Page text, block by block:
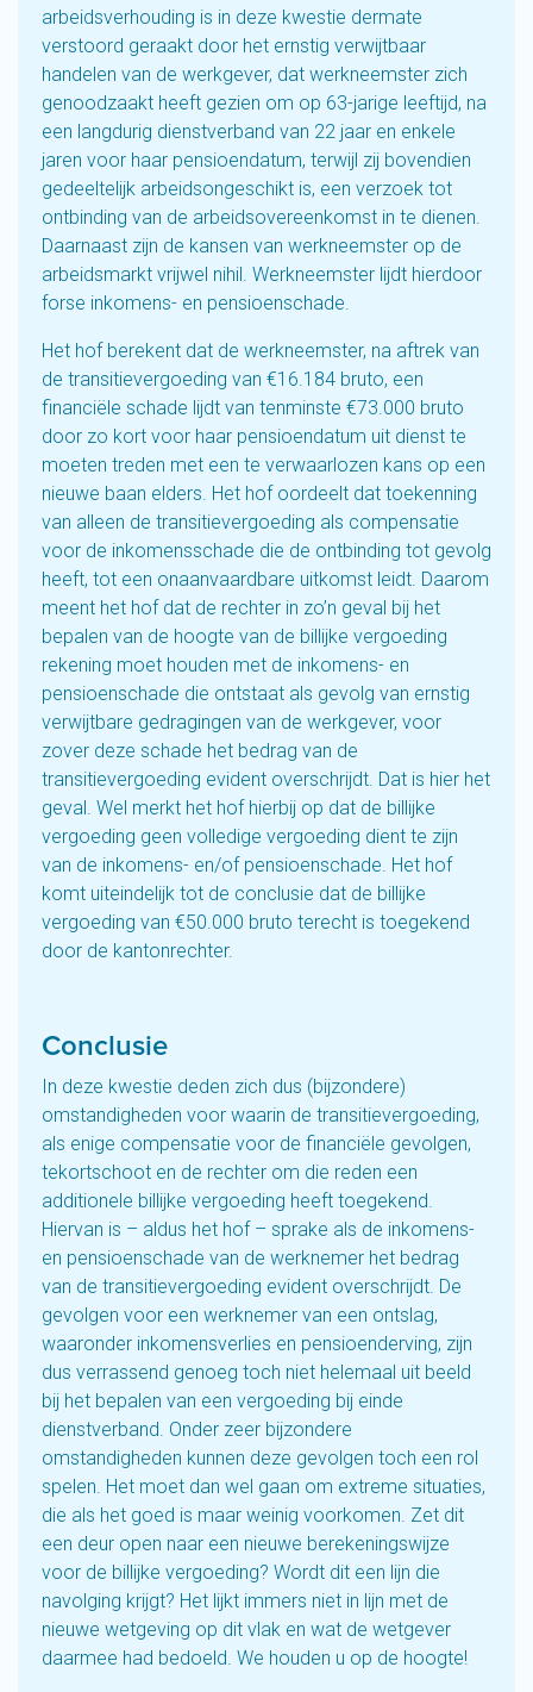
arbeidsverhouding is in deze kwestie dermate
verstoord geraakt door het ernstig verwijtbaar
handelen van de werkgever, dat werkneemster zich
genoodzaakt heeft gezien om op 63-jarige leeftijd, na
een langdurig dienstverband van 22 jaar en enkele
jaren voor haar pensioendatum, terwijl zij bovendien
gedeeltelijk arbeidsongeschikt is, een verzoek tot
ontbinding van de arbeidsovereenkomst in te dienen.
Daarnaast zijn de kansen van werkneemster op de
arbeidsmarkt vrijwel nihil. Werkneemster lijdt hierdoor
forse inkomens- en pensioenschade.
Het hof berekent dat de werkneemster, na aftrek van
de transitievergoeding van €16.184 bruto, een
financiële schade lijdt van tenminste €73.000 bruto
door zo kort voor haar pensioendatum uit dienst te
moeten treden met een te verwaarlozen kans op een
nieuwe baan elders. Het hof oordeelt dat toekenning
van alleen de transitievergoeding als compensatie
voor de inkomensschade die de ontbinding tot gevolg
heeft, tot een onaanvaardbare uitkomst leidt. Daarom
meent het hof dat de rechter in zo’n geval bij het
bepalen van de hoogte van de billijke vergoeding
rekening moet houden met de inkomens- en
pensioenschade die ontstaat als gevolg van ernstig
verwijtbare gedragingen van de werkgever, voor
zover deze schade het bedrag van de
transitievergoeding evident overschrijdt. Dat is hier het
geval. Wel merkt het hof hierbij op dat de billijke
vergoeding geen volledige vergoeding dient te zijn
van de inkomens- en/of pensioenschade. Het hof
komt uiteindelijk tot de conclusie dat de billijke
vergoeding van €50.000 bruto terecht is toegekend
door de kantonrechter.
Conclusie
In deze kwestie deden zich dus (bijzondere)
omstandigheden voor waarin de transitievergoeding,
als enige compensatie voor de financiële gevolgen,
tekortschoot en de rechter om die reden een
additionele billijke vergoeding heeft toegekend.
Hiervan is – aldus het hof – sprake als de inkomens-
en pensioenschade van de werknemer het bedrag
van de transitievergoeding evident overschrijdt. De
gevolgen voor een werknemer van een ontslag,
waaronder inkomensverlies en pensioenderving, zijn
dus verrassend genoeg toch niet helemaal uit beeld
bij het bepalen van een vergoeding bij einde
dienstverband. Onder zeer bijzondere
omstandigheden kunnen deze gevolgen toch een rol
spelen. Het moet dan wel gaan om extreme situaties,
die als het goed is maar weinig voorkomen. Zet dit
een deur open naar een nieuwe berekeningswijze
voor de billijke vergoeding? Wordt dit een lijn die
navolging krijgt? Het lijkt immers niet in lijn met de
nieuwe wetgeving op dit vlak en wat de wetgever
daarmee had bedoeld. We houden u op de hoogte!